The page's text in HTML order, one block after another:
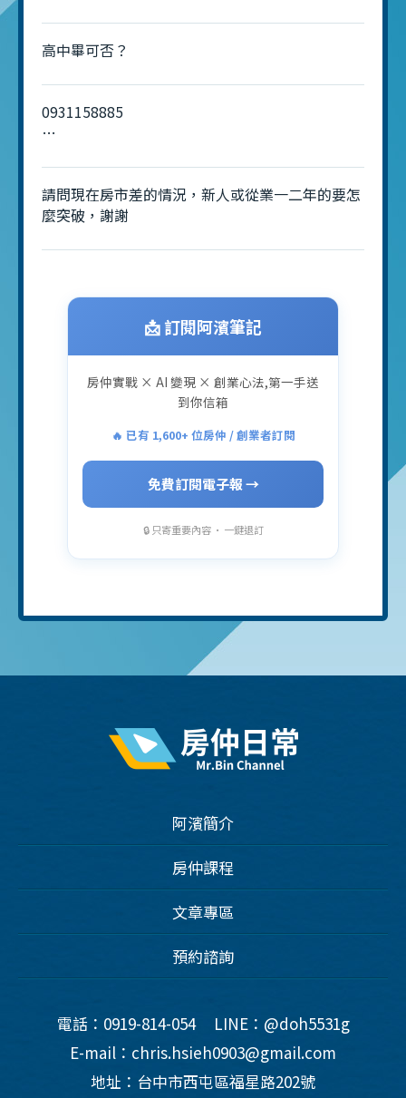
高中畢可否？
0931158885
請問現在房市差的情況，新人或從業一二年的要怎
麼突破，謝謝
📩 訂閱阿濱筆記
房仲實戰 × AI 變現 × 創業心法,第一手送
到你信箱
🔥 已有 1,600+ 位房仲 / 創業者訂閱
免費訂閱電子報 →
🔒 只寄重要內容 · 一鍵退訂
阿濱簡介
房仲課程
文章專區
預約諮詢
電話：0919-814-054
LINE：@doh5531g
E-mail：chris.hsieh0903@gmail.com
地址：台中市西屯區福星路202號